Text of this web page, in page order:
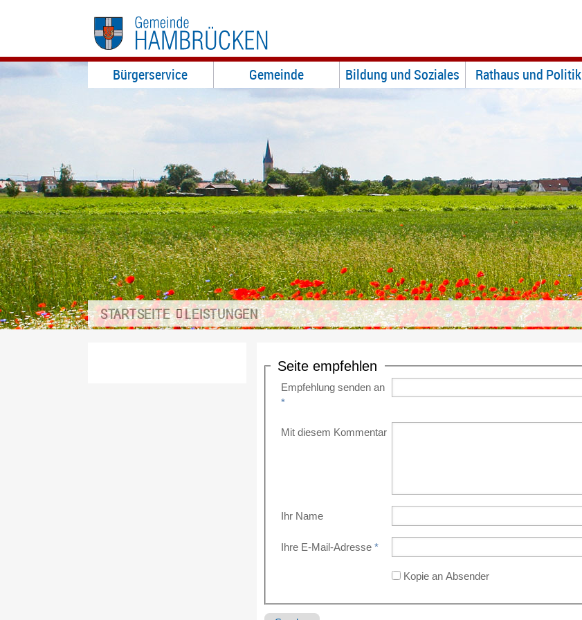
Bürgerservice Gemeinde Bildung und Soziales Rathaus und Politik
STARTSEITE LEISTUNGEN
Seite empfehlen
Empfehlung senden an
*
Mit diesem Kommentar
Ihr Name
Ihre E-Mail-Adresse *
Kopie an Absender